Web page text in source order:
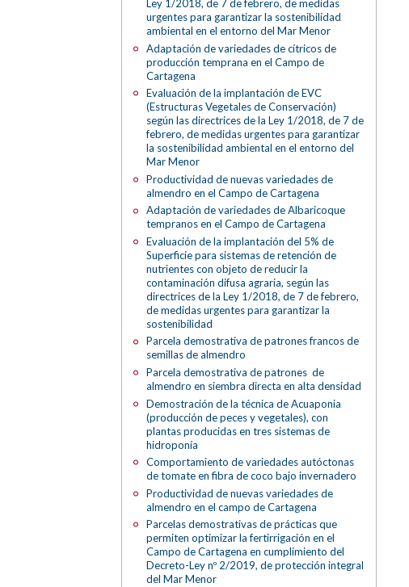
Ley 1/2018, de 7 de febrero, de medidas
urgentes para garantizar la sostenibilidad
ambiental en el entorno del Mar Menor
Adaptación de variedades de cítricos de
producción temprana en el Campo de
Cartagena
Evaluación de la implantación de EVC
(Estructuras Vegetales de Conservación)
según las directrices de la Ley 1/2018, de 7 de
febrero, de medidas urgentes para garantizar
la sostenibilidad ambiental en el entorno del
Mar Menor
Productividad de nuevas variedades de
almendro en el Campo de Cartagena
Adaptación de variedades de Albaricoque
tempranos en el Campo de Cartagena
Evaluación de la implantación del 5% de
Superficie para sistemas de retención de
nutrientes con objeto de reducir la
contaminación difusa agraria, según las
directrices de la Ley 1/2018, de 7 de febrero,
de medidas urgentes para garantizar la
sostenibilidad
Parcela demostrativa de patrones francos de
semillas de almendro
Parcela demostrativa de patrones de
almendro en siembra directa en alta densidad
Demostración de la técnica de Acuaponia
(producción de peces y vegetales), con
plantas producidas en tres sistemas de
hidroponía
Comportamiento de variedades autóctonas
de tomate en fibra de coco bajo invernadero
Productividad de nuevas variedades de
almendro en el campo de Cartagena
Parcelas demostrativas de prácticas que
permiten optimizar la fertirrigación en el
Campo de Cartagena en cumplimiento del
Decreto-Ley nº 2/2019, de protección integral
del Mar Menor